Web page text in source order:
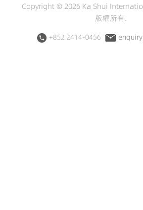
Copyright © 2026 Ka Shui
版權所有.
+852 2414-0456